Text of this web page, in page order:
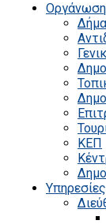
Οργάνωση
ΚΕΠ
Υπηρεσίες